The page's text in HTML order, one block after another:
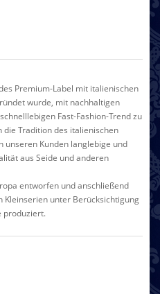
Premium-Label mit italienischen
wurde, mit nachhaltigen
Fast-Fashion-Trend zu
die Tradition des italienischen
unseren Kunden langlebige und
aus Seide und anderen
entworfen und anschließend
unter Berücksichtigung
produziert.